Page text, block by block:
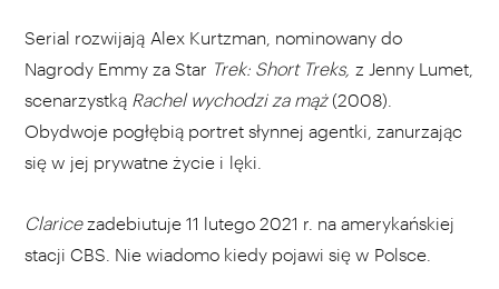
Serial rozwijają Alex Kurtzman, nominowany do
Nagrody Emmy za Star Trek: Short Treks, z Jenny Lumet,
scenarzystką Rachel wychodzi za mąż(2008).
Obydwoje pogłębią portret słynnej agentki, zanurzając
się w jej prywatne życie i lęki.
Claricezadebiutuje 11 lutego 2021 r. na amerykańskiej
stacji CBS. Nie wiadomo kiedy pojawi się w Polsce.